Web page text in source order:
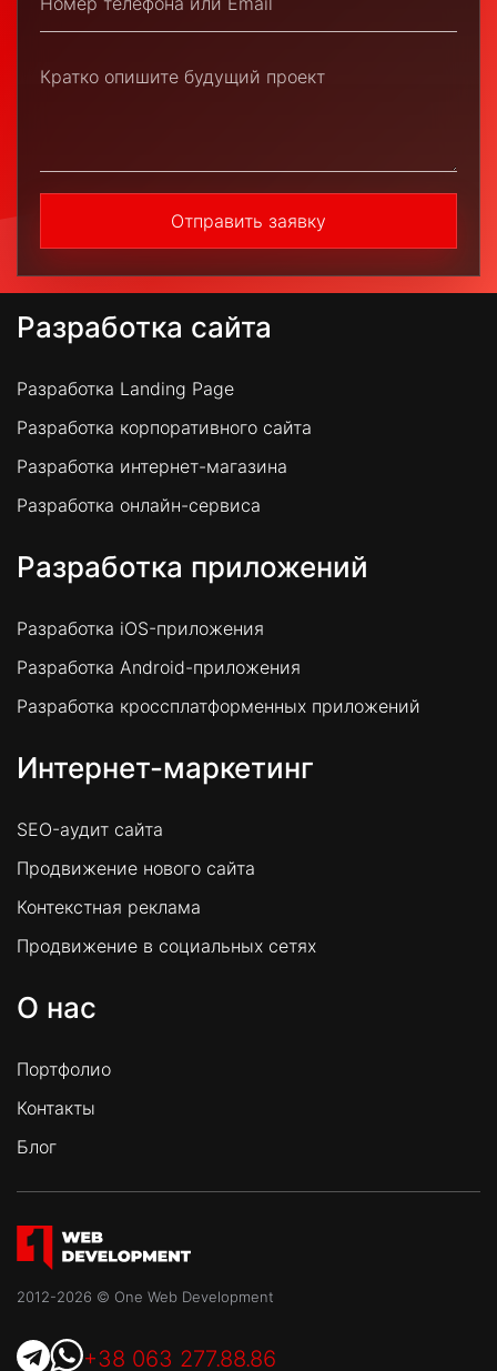
Отправить заявку
Разработка сайта
Разработка Landing Page
Разработка корпоративного сайта
Разработка интернет-магазина
Разработка онлайн-сервиса
Разработка приложений
Разработка iOS-приложения
Разработка Android-приложения
Разработка кроссплатформенных приложений
Интернет-маркетинг
SEO-аудит сайта
Продвижение нового сайта
Контекстная реклама
Продвижение в социальных сетях
О нас
Портфолио
Контакты
Блог
2012-2026 © One Web Development
+38 063 277.88.86